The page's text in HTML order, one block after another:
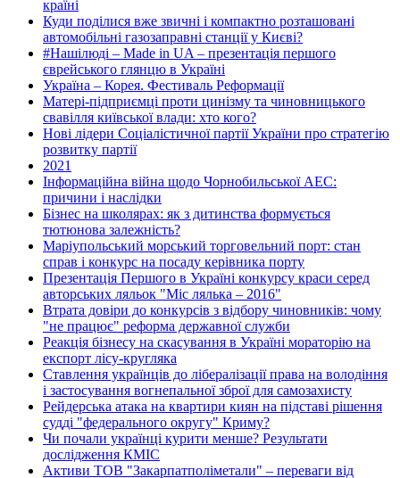
країні
Куди поділися вже звичні і компактно розташовані
автомобільні газозаправні станції у Києві?
#Нашілюді – Made in UA – презентація першого
єврейського глянцю в Україні
Україна – Корея. Фестиваль Реформації
Матері-підприємці проти цинізму та чиновницького
свавілля київської влади: хто кого?
Нові лідери Соціалістичної партії України про стратегію
розвитку партії
2021
Інформаційна війна щодо Чорнобильської АЕС:
причини і наслідки
Бізнес на школярах: як з дитинства формується
тютюнова залежність?
Маріупольський морський торговельний порт: стан
справ і конкурс на посаду керівника порту
Презентація Першого в Україні конкурсу краси серед
авторських ляльок "Міс лялька – 2016"
Втрата довіри до конкурсів з відбору чиновників: чому
"не працює" реформа державної служби
Реакція бізнесу на скасування в Україні мораторію на
експорт лісу-кругляка
Ставлення українців до лібералізації права на володіння
і застосування вогнепальної зброї для самозахисту
Рейдерська атака на квартири киян на підставі рішення
судді "федерального округу" Криму?
Чи почали українці курити менше? Результати
дослідження КМІС
Активи ТОВ "Закарпатполіметали" – переваги від